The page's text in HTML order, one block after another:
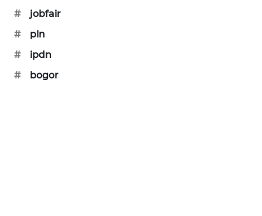
#
jobfair
#
pln
#
ipdn
#
bogor
PERAPKI
SONYA
NEWS